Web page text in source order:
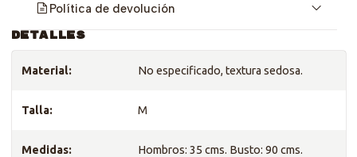
Política de devolución
DETALLES
Material: No especificado, textura sedosa.
Talla: M
Medidas:
Hombros: 35 cms. Busto: 90 cms.